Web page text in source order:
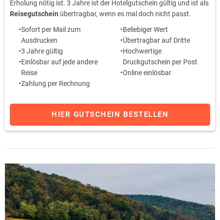
Erholung nötig ist. 3 Jahre ist der Hotelgutschein gültig und ist als
Reisegutschein übertragbar, wenn es mal doch nicht passt.
Sofort per Mail zum
Ausdrucken
3 Jahre gültig
Einlösbar auf jede andere
Reise
Zahlung per Rechnung
Beliebiger Wert
Übertragbar auf Dritte
Hochwertige
Druckgutschein per Post
Online einlösbar
HIER GUTSCHEIN BESTELLEN